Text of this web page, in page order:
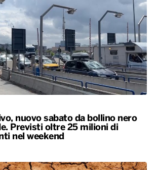
nuovo sabato da bollino nero
Previsti oltre 25 milioni di
nel weekend